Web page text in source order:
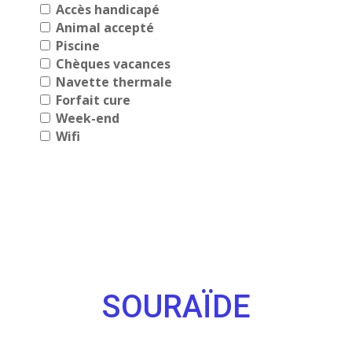
Accès handicapé
Animal accepté
Piscine
Chèques vacances
Navette thermale
Forfait cure
Week-end
Wifi
SOURAÏDE